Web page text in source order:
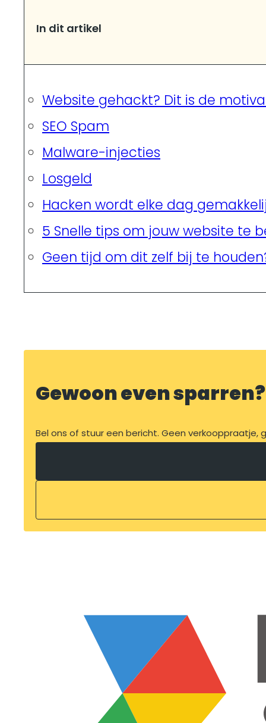
In dit artikel
Website gehackt? Dit is de
SEO Spam
Malware-injecties
Losgeld
Hacken wordt elke dag
5 Snelle tips om jouw website te
Geen tijd om dit zelf bij te
Gewoon even sparren?
Bel ons of stuur een bericht. Geen verkooppraatje,